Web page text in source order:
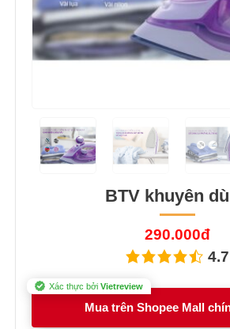
BTV khuyên
290.000đ
4.7
Xác thực bởi Vietreview
Mua trên Shopee Mall